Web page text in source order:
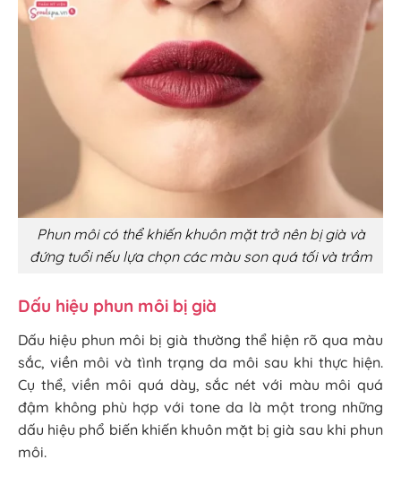
Phun môi có thể khiến khuôn mặt trở nên bị già và
đứng tuổi nếu lựa chọn các màu son quá tối và trầm
Dấu hiệu phun môi bị già
Dấu hiệu phun môi bị già thường thể hiện rõ qua màu
sắc, viền môi và tình trạng da môi sau khi thực hiện.
Cụ thể, viền môi quá dày, sắc nét với màu môi quá
đậm không phù hợp với tone da là một trong những
dấu hiệu phổ biến khiến khuôn mặt bị già sau khi phun
môi.